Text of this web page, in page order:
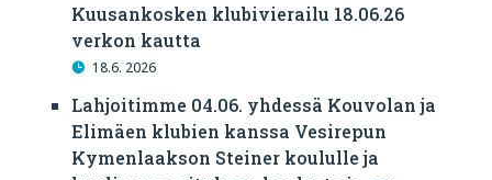
Kuusankosken klubivierailu 18.06.26
verkon kautta
18.6. 2026
Lahjoitimme 04.06. yhdessä Kouvolan ja
Elimäen klubien kanssa Vesirepun
Kymenlaakson Steiner koululle ja